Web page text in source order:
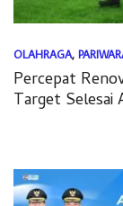
OLAHRAGA,
Percepat
Target Selesai